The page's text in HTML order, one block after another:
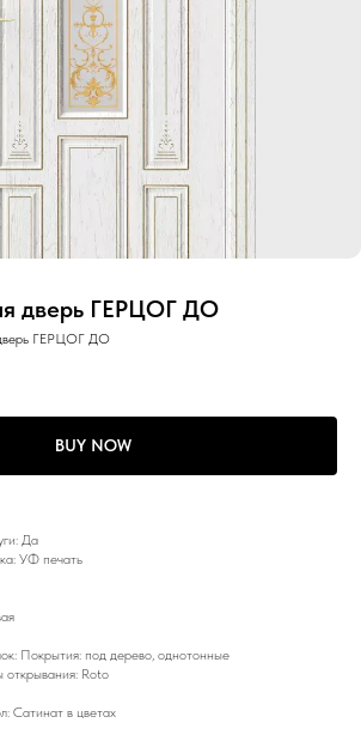
дверь ГЕРЦОГ ДО
ГЕРЦОГ ДО
BUY NOW
Да
УФ печать
Покрытия: под дерево, однотонные
Roto
Сатинат в цветах